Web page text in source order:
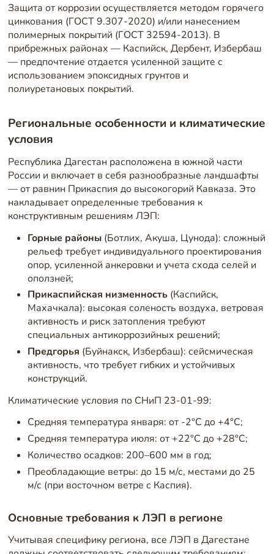
Защита от коррозии осуществляется методом горячего
цинкования (ГОСТ 9.307-2020) и/или нанесением
полимерных покрытий (ГОСТ 32594-2013). В
прибрежных районах — Каспийск, Дербент, Избербаш
— предпочтение отдается усиленной защите с
использованием эпоксидных грунтов и
полиуретановых покрытий.
Региональные особенности и климатические
условия
Республика Дагестан расположена в южной части
России и включает в себя разнообразные ландшафты
— от равнин Прикаспия до высокогорий Кавказа. Это
накладывает определенные требования к
конструктивным решениям ЛЭП:
Горные районы(Ботлих, Акуша, Цунода): сложный
рельеф требует индивидуального проектирования
опор, усиленной анкеровки и учета схода селей и
оползней;
Прикаспийская низменность(Каспийск,
Махачкала): высокая соленость воздуха, ветровая
активность и риск затопления требуют
специальных антикоррозийных решений;
Предгорья (Буйнакск, Избербаш): сейсмическая
активность, что требует гибких и устойчивых
конструкций.
Климатические условия по СНиП 23-01-99:
Средняя температура января: от -2°C до +4°C;
Средняя температура июля: от +22°C до +28°C;
Количество осадков: 200–600 мм в год;
Преобладающие ветры: до 15 м/с, местами до 25
м/с (при восточном ветре с Каспия).
Основные требования к ЛЭП в регионе
Учитывая специфику региона, все ЛЭП в Дагестане